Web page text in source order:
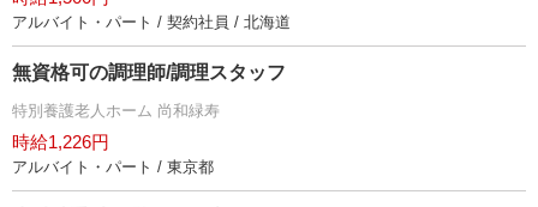
アルバイト・パート / 契約社員 / 北海道
無資格可の調理師/調理スタッフ
特別養護老人ホーム 尚和緑寿
時給1,226円
アルバイト・パート / 東京都